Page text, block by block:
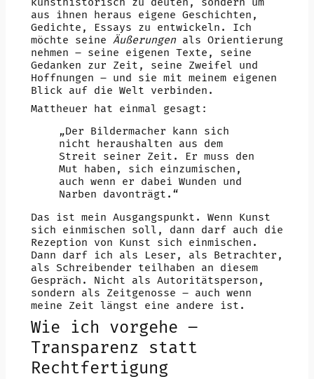
aus ihnen heraus eigene Geschichten,
Gedichte, Essays zu entwickeln. Ich
möchte seine Äußerungenals Orientierung
nehmen – seine eigenen Texte, seine
Gedanken zur Zeit, seine Zweifel und
Hoffnungen – und sie mit meinem eigenen
Blick auf die Welt verbinden.
Mattheuer hat einmal gesagt:
„Der Bildermacher kann sich
nicht heraushalten aus dem
Streit seiner Zeit. Er muss den
Mut haben, sich einzumischen,
auch wenn er dabei Wunden und
Narben davonträgt.“
Das ist mein Ausgangspunkt. Wenn Kunst
sich einmischen soll, dann darf auch die
Rezeption von Kunst sich einmischen.
Dann darf ich als Leser, als Betrachter,
als Schreibender teilhaben an diesem
Gespräch. Nicht als Autoritätsperson,
sondern als Zeitgenosse – auch wenn
meine Zeit längst eine andere ist.
Wie ich vorgehe –
Transparenz statt
Rechtfertigung